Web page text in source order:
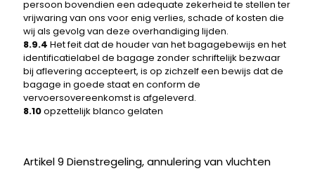
persoon bovendien een adequate zekerheid te stellen ter
vrijwaring van ons voor enig verlies, schade of kosten die
wij als gevolg van deze overhandiging lijden.
8.9.4 Het feit dat de houder van het bagagebewijs en het
identificatielabel de bagage zonder schriftelijk bezwaar
bij aflevering accepteert, is op zichzelf een bewijs dat de
bagage in goede staat en conform de
vervoersovereenkomst is afgeleverd.
8.10opzettelijk blanco gelaten
Artikel 9 Dienstregeling, annulering van vluchten